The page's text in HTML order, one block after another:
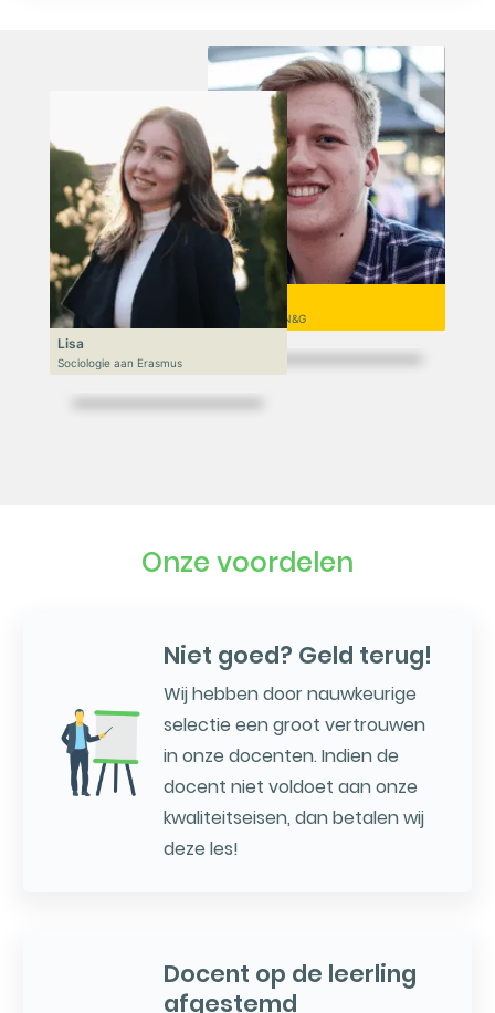
Niek
VWO 6, N&T/N&G
Lisa
Sociologie aan Erasmus
Onze voordelen
Niet goed? Geld terug!
Wij hebben door nauwkeurige
selectie een groot vertrouwen
in onze docenten. Indien de
docent niet voldoet aan onze
kwaliteitseisen, dan betalen wij
deze les!
Docent op de leerling
afgestemd